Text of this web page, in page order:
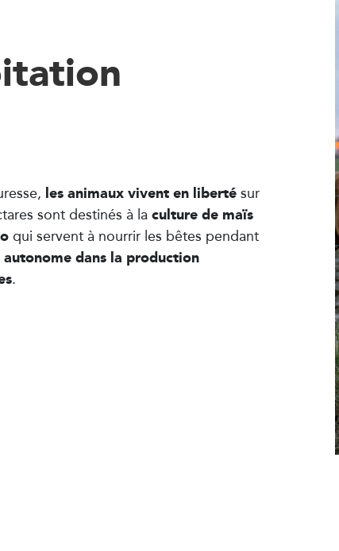
les animaux vivent en libertésur
sont destinés à laculture de maïs
qui servent à nourrir les bêtes pendant
autonome dans la production
.